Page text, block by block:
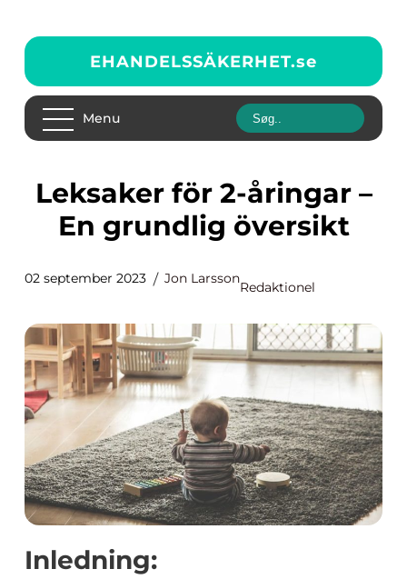
EHANDELSSÄKERHET.se
Menu
Leksaker för 2-åringar –
En grundlig översikt
02 september 2023 Jon Larsson
Redaktionel
Inledning: